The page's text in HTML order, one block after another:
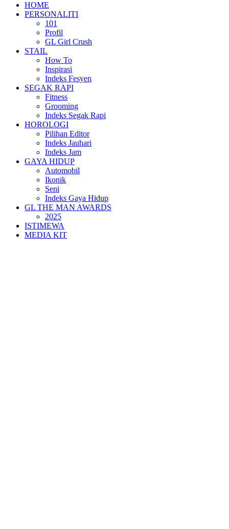
HOME
PERSONALITI
101
Profil
GL Girl Crush
STAIL
How To
Inspirasi
Indeks Fesyen
SEGAK RAPI
Fitness
Grooming
Indeks Segak Rapi
HOROLOGI
Pilihan Editor
Indeks Jauhari
Indeks Jam
GAYA HIDUP
Automobil
Ikonik
Seni
Indeks Gaya Hidup
GL THE MAN AWARDS
2025
ISTIMEWA
MEDIA KIT